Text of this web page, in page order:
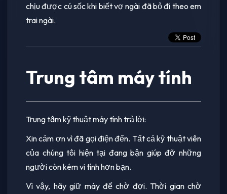
chịu được cú sốc khi biết vợ ngài đã bỏ đi theo em
trai ngài.
Trung tâm máy tính
Trung tâm kỹ thuật máy tính trả lời:
Xin cảm ơn vì đã gọi điện đến. Tất cả kỹ thuật viên
của chúng tôi hiện tại đang bận giúp đỡ những
người còn kém vi tính hơn bạn.
Vì vậy, hãy giữ máy để chờ đợi. Thời gian chờ